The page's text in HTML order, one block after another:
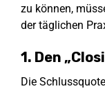
zu können,
der täglichen
1. Den
Die